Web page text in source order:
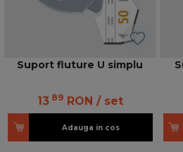
Suport fluture U simplu
13 89 RON / set
Adauga in cos